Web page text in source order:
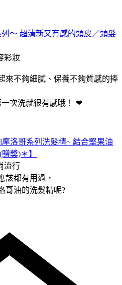
列～ 超清新又有感的頭皮／頭髮
彩妝
來不夠細膩、保養不夠質感的捧
次洗就很有感哦！ ❤
摩洛哥系列洗髮精~ 結合堅果油
獎)＊】
流行
該都有用過，
哥油的洗髮精呢?